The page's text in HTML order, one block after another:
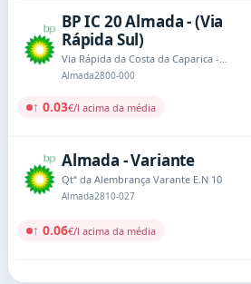
BP IC 20 Almada - (Via
Rápida Sul)
Via Rápida da Costa da Caparica - Casquilho
Almada2800-000
↑ 0.03€/l acima da média
Almada - Variante
Qtª da Alembrança Varante E.N 10
Almada2810-027
↑ 0.06€/l acima da média